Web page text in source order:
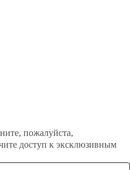
пожалуйста,
доступ к эксклюзивным